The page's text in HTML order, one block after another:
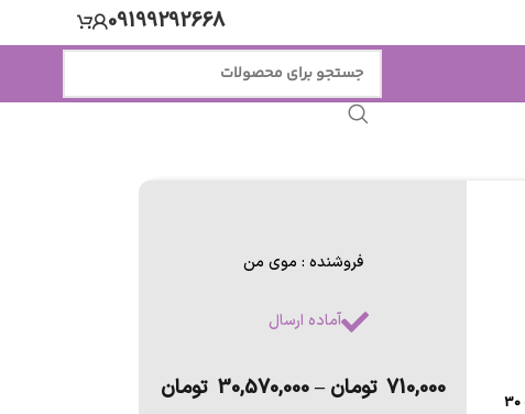
09199292668
دکانت 30
فروشنده : موی من
آماده ارسال
710,000 تومان –
30,570,000 تومان